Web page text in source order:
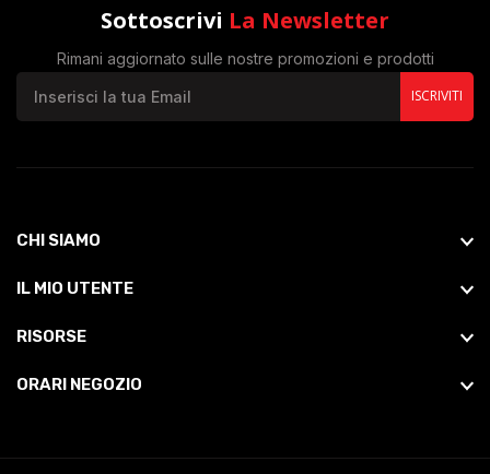
Sottoscrivi La Newsletter
Rimani aggiornato sulle nostre promozioni e prodotti
ISCRIVITI
CHI SIAMO
IL MIO UTENTE
RISORSE
ORARI NEGOZIO